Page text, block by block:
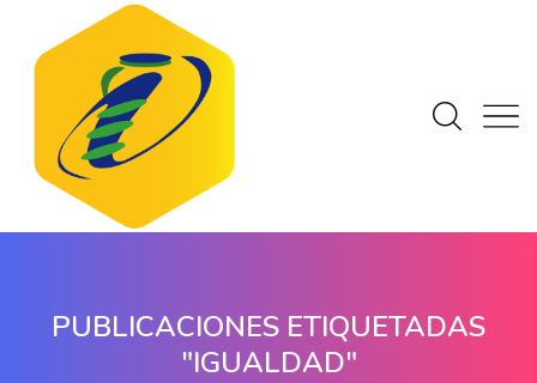
PUBLICACIONES ETIQUETADAS
"IGUALDAD"